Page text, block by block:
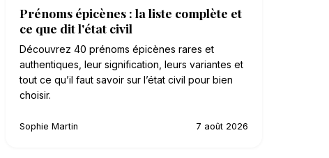
Prénoms épicènes : la liste complète et
ce que dit l'état civil
Découvrez 40 prénoms épicènes rares et
authentiques, leur signification, leurs variantes et
tout ce qu’il faut savoir sur l’état civil pour bien
choisir.
Sophie Martin 7 août 2026